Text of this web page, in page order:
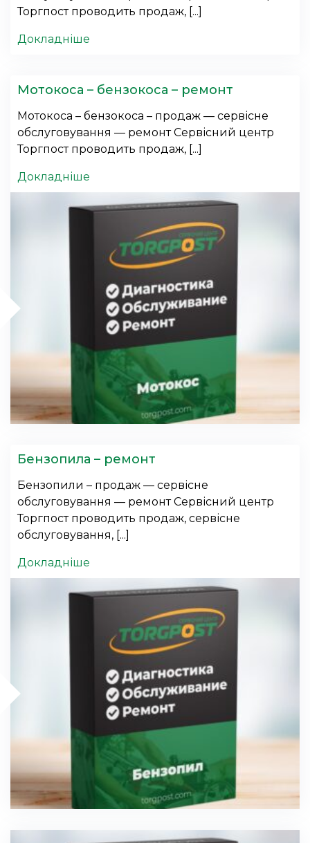
Торгпост проводить продаж, [...]
Докладніше
Мотокоса – бензокоса – ремонт
Мотокоса – бензокоса – продаж — сервісне
обслуговування — ремонт Сервісний центр
Торгпост проводить продаж, [...]
Докладніше
Бензопила – ремонт
Бензопили – продаж — сервісне
обслуговування — ремонт Сервісний центр
Торгпост проводить продаж, сервісне
обслуговування, [...]
Докладніше